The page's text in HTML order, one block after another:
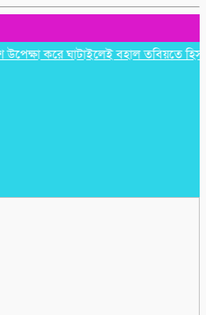
করে ঘাটাইলেই বহাল তবিয়তে হিসাব